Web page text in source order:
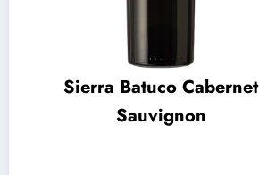
Sierra Batuco Cabernet
Sauvignon